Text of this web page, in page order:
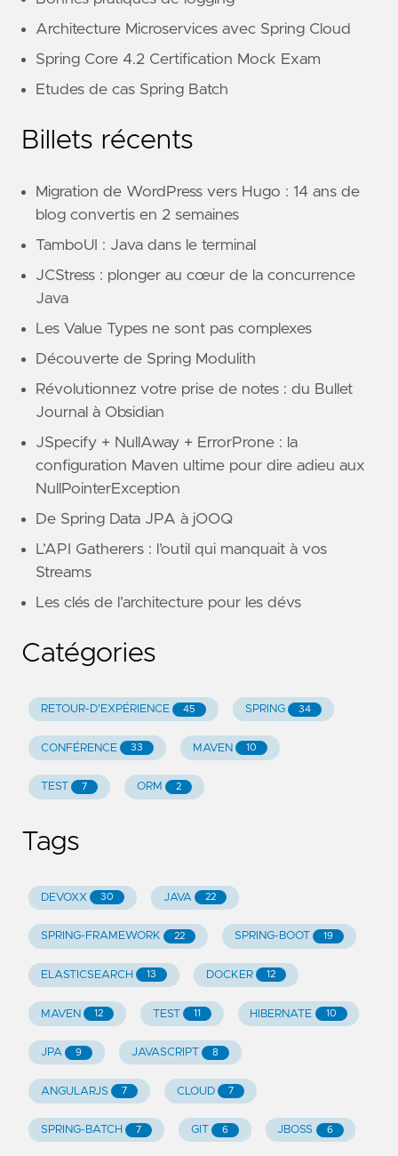
Architecture Microservices avec Spring Cloud
Spring Core 4.2 Certification Mock Exam
Etudes de cas Spring Batch
Billets récents
Migration de WordPress vers Hugo : 14 ans de
blog convertis en 2 semaines
TamboUI : Java dans le terminal
JCStress : plonger au cœur de la concurrence
Java
Les Value Types ne sont pas complexes
Découverte de Spring Modulith
Révolutionnez votre prise de notes : du Bullet
Journal à Obsidian
JSpecify + NullAway + ErrorProne : la
configuration Maven ultime pour dire adieu aux
NullPointerException
De Spring Data JPA à jOOQ
L’API Gatherers : l’outil qui manquait à vos
Streams
Les clés de l’architecture pour les dévs
Catégories
RETOUR-D'EXPÉRIENCE 45 SPRING 34
CONFÉRENCE 33 MAVEN 10
TEST 7 ORM 2
Tags
DEVOXX 30 JAVA 22
SPRING-FRAMEWORK 22 SPRING-BOOT 19
ELASTICSEARCH 13 DOCKER 12
MAVEN 12 TEST 11 HIBERNATE 10
JPA 9 JAVASCRIPT 8
ANGULARJS 7 CLOUD 7
SPRING-BATCH 7 GIT 6 JBOSS 6